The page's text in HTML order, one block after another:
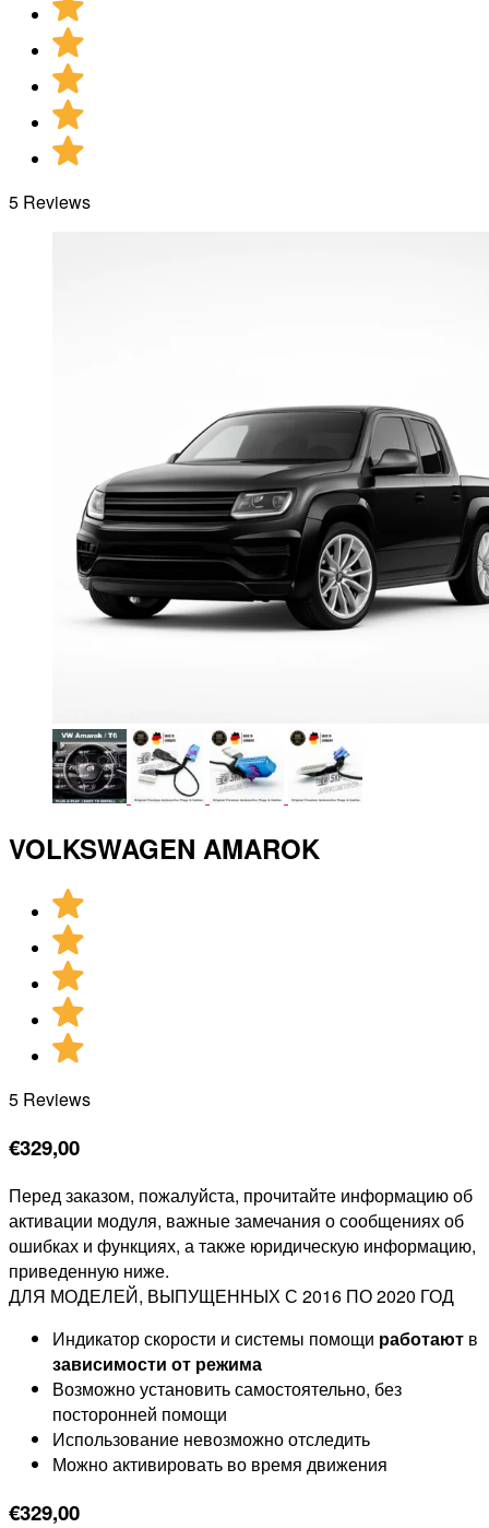
5 Reviews
VOLKSWAGEN AMAROK
5 Reviews
€329,00
Перед заказом, пожалуйста, прочитайте информацию об
активации модуля, важные замечания о сообщениях об
ошибках и функциях, а также юридическую информацию,
приведенную ниже.
ДЛЯ МОДЕЛЕЙ, ВЫПУЩЕННЫХ С 2016 ПО 2020 ГОД
Индикатор скорости и системы помощи работают в
зависимости от режима
Возможно установить самостоятельно, без
посторонней помощи
Использование невозможно отследить
Можно активировать во время движения
€329,00